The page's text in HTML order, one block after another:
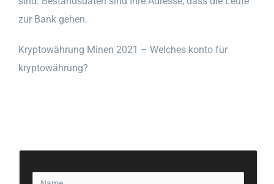
zur Bank gehen.
Kryptowährung Minen 2021 – Welches konto für
kryptowährung?